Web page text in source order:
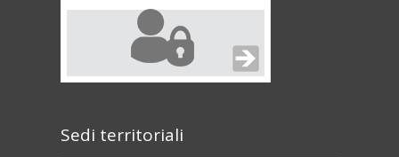
Sedi territoriali